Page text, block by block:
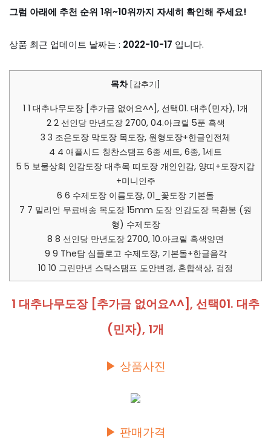
그럼 아래에 추천 순위 1위~10위까지 자세히 확인해 주세요!
상품 최근 업데이트 날짜는 : 2022-10-17 입니다.
목차 감추기
1 1 대추나무도장 [추가금 없어요^^], 선택01. 대추(민자), 1개
22 선인당 만년도장 2700, 04.아크릴 5푼 흑색
3 3 조은도장 막도장 목도장, 원형도장+한글인전체
4 4 애플시드 칭찬스탬프 6종 세트, 6종, 1세트
5 5 보물상회 인감도장 대추목 띠도장 개인인감, 양띠+도장지갑
+미니인주
6 6 수제도장 이름도장, 01_꽃도장 기본돌
7 7 밀리언 무료배송 목도장 15mm 도장 인감도장 목환봉 (원
형) 수제도장
8 8 선인당 만년도장 2700, 10.아크릴 흑색양면
9 9 The담 심플로고 수제도장, 기본돌+한글음각
10 10 그린만년 스탁스탬프 도안변경, 혼합색상, 검정
1 대추나무도장 [추가금 없어요^^], 선택01. 대추
(민자), 1개
▶ 상품사진
▶ 판매가격